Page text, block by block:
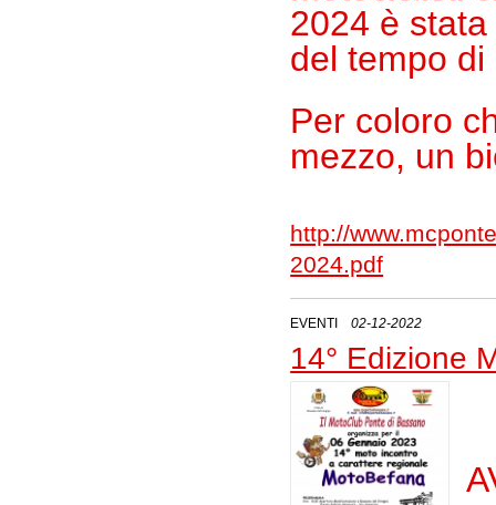
2024 è
del tempo
Per coloro
mezzo, un
http://
2024.pdf
EVENTI 02-12-2022
14° Edizione